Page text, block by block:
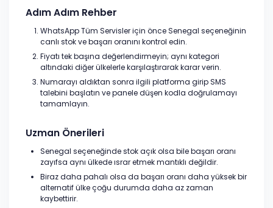
Adım Adım Rehber
WhatsApp Tüm Servisler için önce Senegal seçeneğinin
canlı stok ve başarı oranını kontrol edin.
Fiyatı tek başına değerlendirmeyin; aynı kategori
altındaki diğer ülkelerle karşılaştırarak karar verin.
Numarayı aldıktan sonra ilgili platforma girip SMS
talebini başlatın ve panele düşen kodla doğrulamayı
tamamlayın.
Uzman Önerileri
Senegal seçeneğinde stok açık olsa bile başarı oranı
zayıfsa aynı ülkede ısrar etmek mantıklı değildir.
Biraz daha pahalı olsa da başarı oranı daha yüksek bir
alternatif ülke çoğu durumda daha az zaman
kaybettirir.